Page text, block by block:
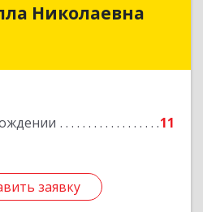
Николаевна
11
заявку
заявку